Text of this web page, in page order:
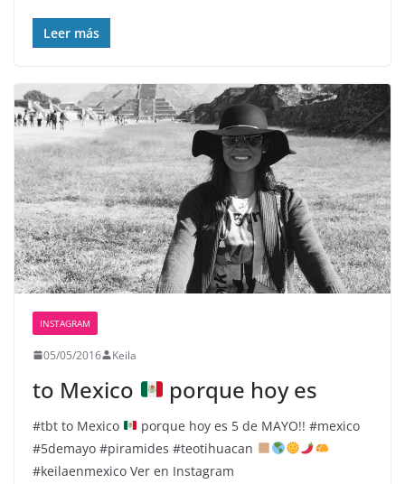
Leer más
INSTAGRAM
05/05/2016 Keila
to Mexico porque hoy es
#tbt to Mexico
porque hoy es 5 de MAYO!! #mexico
#5demayo #piramides #teotihuacan
#keilaenmexico Ver en Instagram